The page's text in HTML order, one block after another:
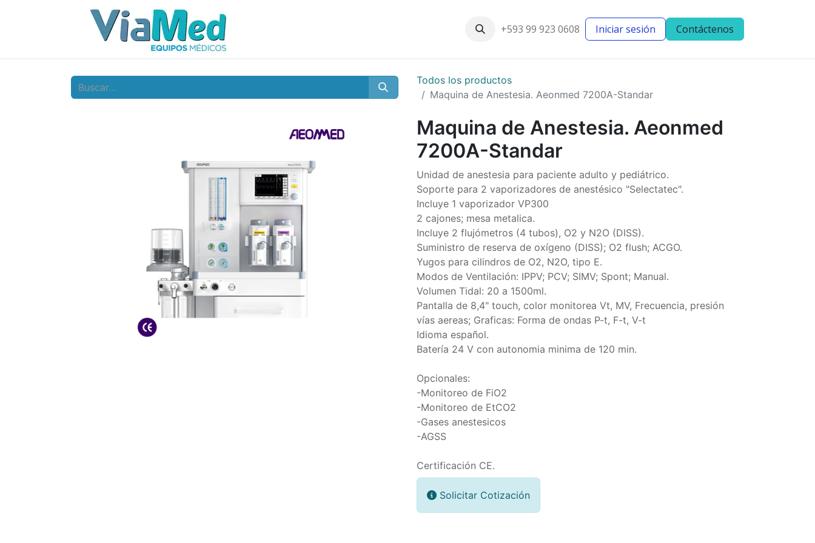
Nuestros clientes Blog
+593 99 923 0608 Iniciar sesión Contáctenos
Todos los productos
Maquina de Anestesia. Aeonmed 7200A-Standar
Maquina de Anestesia. Aeonmed
7200A-Standar
Unidad de anestesia para paciente adulto y pediátrico.
Soporte para 2 vaporizadores de anestésico "Selectatec".
Incluye 1 vaporizador VP300
2 cajones; mesa metalica.
Incluye 2 flujómetros (4 tubos), O2 y N2O (DISS).
Suministro de reserva de oxígeno (DISS); O2 flush; ACGO.
Yugos para cilindros de O2, N2O, tipo E.
Modos de Ventilación: IPPV; PCV; SIMV; Spont; Manual.
Volumen Tidal: 20 a 1500ml.
Pantalla de 8,4" touch, color monitorea Vt, MV, Frecuencia, presión
vías aereas; Graficas: Forma de ondas P-t, F-t, V-t
Idioma español.
Batería 24 V con autonomia minima de 120 min.
Opcionales:
-Monitoreo de FiO2
-Monitoreo de EtCO2
-Gases anestesicos
-AGSS
Certificación CE.
Solicitar Cotización